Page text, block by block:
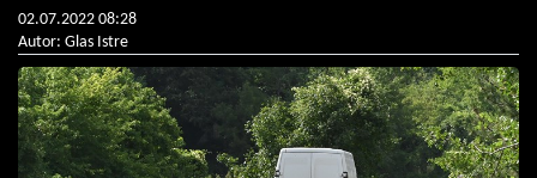
02.07.2022 08:28
Autor: Glas Istre